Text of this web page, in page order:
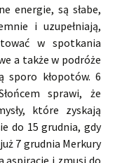
energie, są słabe,
i uzupełniają,
w spotkania
a także w podróże
sporo kłopotów. 6
sprawi, że
które zyskają
do 15 grudnia, gdy
7 grudnia Merkury
aspiracje i zmusi do